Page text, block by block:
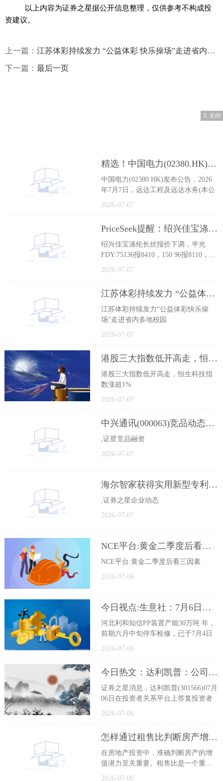
以上内容为证券之星据公开信息整理，仅供参考不构成投
资建议。
上一篇： 江苏体彩持续发力 “公益体彩 快乐操场”走进省内多地校园
下一篇： 最后一页
X 关闭
精选！中国电力(02380.HK)：远达工程及远达水务与托里发电订立一份总承包合同
中国电力(02380 HK)发布公告，2026
年7月7日，远达工程及远达水务(本公
2026-07-07
PriceSeek提醒：绍兴佳宝涤纶长丝报价下调-新资讯
绍兴佳宝涤纶长丝报价下调，半光
FDY:75136报8410，150 96报8110，
200 9
2026-07-07
江苏体彩持续发力 “公益体彩 快乐操场”走进省内多地校园
江苏体彩持续发力“公益体彩快乐操
场”走进省内多地校园
2026-07-07
港股三大指数低开高走，恒生科技指数涨超1%-焦点滚动
港股三大指数低开高走，恒生科技指
数涨超1%
2026-07-07
中兴通讯(000063)竞品动态：安克创新获23.11亿港元基石轮投资
,证星竞品融资
2026-07-07
海尔智家获得实用新型专利授权：“一种卧式热水器”
,证券之星企业动态
2026-07-07
NCE平台:黄金二季度后看三因素-每日热闻
NCE平台:黄金二季度后看三因素
2026-07-06
今日视点:生意社：7月6日利和知信PP装置动态
河北利和知信PP装置产能30万吨 年，
前期六月中旬停车检修，已于7月4日
2026-07-06
今日热文：达利凯普：公司SLCC产品主要应用于军工电子及光通信领域
证券之星消息，达利凯普(301566)07月
06日在投资者关系平台上答复投资者
2026-07-06
怎样通过租售比判断房产增值潜力？
在房地产投资中，准确判断房产的增
值潜力至关重要。租售比是一个重要
的
2026-07-06